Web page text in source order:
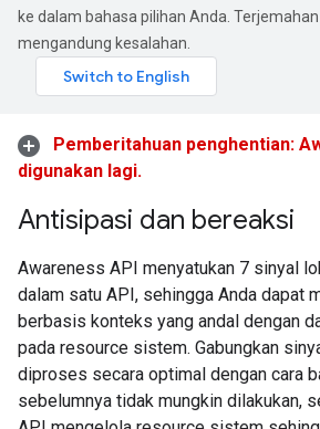
ke dalam bahasa pilihan Anda.
mengandung kesalahan.
Pemberitahuan penghentian:
digunakan lagi.
Antisipasi dan bereaksi
Awareness API menyatukan 7 sinyal
dalam satu API, sehingga Anda dapat
berbasis konteks yang andal dengan
pada resource sistem. Gabungkan
diproses secara optimal dengan cara
sebelumnya tidak mungkin dilakukan,